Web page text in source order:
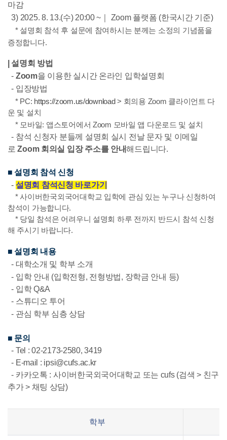
마감
3) 2025. 8. 13.(수) 20:00 ~｜ Zoom 플랫폼 (한국시간 기준)
* 설명회 참석 후 설문에 참여하시는 분께는 소정의 기념품을
증정합니다.
|설명회 방법
- Zoom을 이용한 실시간 온라인 입학설명회
- 입장방법
* PC: https://zoom.us/download > 회의용 Zoom 클라이언트 다
운 및 설치
* 모바일: 앱스토어에서 Zoom 모바일 앱 다운로드 및 설치
- 참석 신청자 분들께 설명회 실시 전날 문자 및 이메일
로Zoom 회의실 입장 주소를 안내해드립니다.
■ 설명회 참석 신청
- 설명회 참석신청 바로가기
* 사이버한국외국어대학교 입학에 관심 있는 누구나 신청하여
참석이 가능합니다.
* 당일 참석은 어려우니 설명회 하루 전까지 반드시
참석 신청
해 주시기 바랍니다.
■ 설명회 내용
- 대학소개 및 학부 소개
- 입학 안내 (입학전형, 전형방법, 장학금 안내 등)
- 입학 Q&A
- 스튜디오 투어
- 관심 학부 심층 상담
■ 문의
- Tel : 02-2173-2580, 3419
- E-mail : ipsi@cufs.ac.kr
- 카카오톡 : 사이버한국외국어대학교 또는 cufs (검색 > 친구
추가 > 채팅 상담)
학부